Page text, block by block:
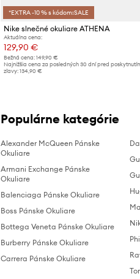
*EXTRA -10 % s kódom:SALE
Nike slnečné okuliare ATHENA
Aktuálna cena:
129,90 €
Bežná cena: 149,90 €
Najnižšia cena za posledných 30 dní pred
zľavy: 134,90 €
Populárne kategórie
Alexander McQueen Pánske
Okuliare
Armani Exchange Pánske
Okuliare
Balenciaga Pánske Okuliare
Boss Pánske Okuliare
Bottega Veneta Pánske Okuliare
Burberry Pánske Okuliare
Carrera Pánske Okuliare